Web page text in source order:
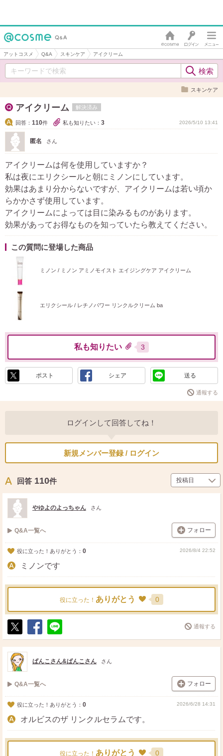
アットコスメ Q&A スキンケア アイクリーム
スキンケア
アイクリーム 解決済み
回答： 110件 私も知りたい： 3 2026/5/10 13:41
匿名 さん
アイクリームは何を使用していますか？
私は夜にエリクシールと朝にミノンにしています。
効果はあまり分からないですが、アイクリームは若い頃か
らかかさず使用しています。
アイクリームによっては目に染みるものがあります。
効果があってお得なものを知っていたら教えてください。
この質問に登場した商品
ミノン / ミノン アミノモイスト エイジングケア アイクリーム
エリクシール / レチノパワー リンクルクリーム ba
私も知りたい 3
ポスト シェア 送る
通報する
ログインして回答してね！
新規メンバー登録 / ログイン
回答 110件
やゆよのよっちゃん さん
Q&A一覧へ フォロー
役に立った！ありがとう： 0 2026/8/4 22:52
ミノンです
役に立った！ ありがとう 0
ポ
ス
ト
シ
ェ
送
る
通報する
ぱんこさん&ぱんこさん さん
Q&A一覧へ フォロー
役に立った！ありがとう： 0 2026/6/28 14:31
オルビスのザ リンクルセラムです。
役に立った！ ありがとう 0